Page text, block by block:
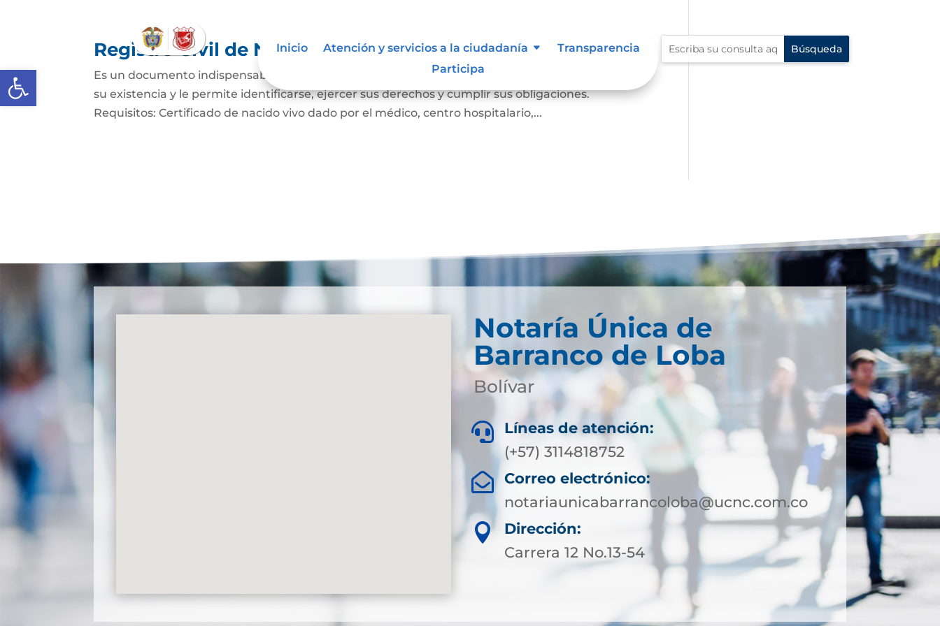
Abrir barra de herramientas
Inicio Atención y servicios a la ciudadanía
Transparencia
Participa
Registro Civil de Nacimiento
Es un documento indispensable mediante el cual la persona prueba ante la familia y la sociedad
su existencia y le permite identificarse, ejercer sus derechos y cumplir sus obligaciones.
Requisitos: Certificado de nacido vivo dado por el médico, centro hospitalario,...
Notaría Única de
Barranco de Loba
Bolívar

Líneas de atención:
(+57) 3114818752

Correo electrónico:
notariaunicabarrancoloba@ucnc.com.co

Dirección:
Carrera 12 No.13-54